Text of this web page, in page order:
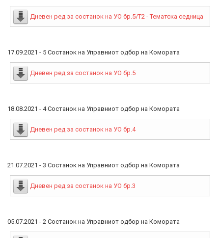
Дневен ред за состанок на УО бр.5/Т2 - Тематска седница
17.09.2021 - 5 Состанок на Управниот одбор на Комората
Дневен ред за состанок на УО бр.5
18.08.2021 - 4 Состанок на Управниот одбор на Комората
Дневен ред за состанок на УО бр.4
21.07.2021 - 3 Состанок на Управниот одбор на Комората
Дневен ред за состанок на УО бр.3
05.07.2021 - 2 Состанок на Управниот одбор на Комората